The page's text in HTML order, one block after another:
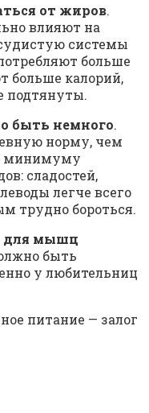
от жиров.
влияют на
системы
больше
больше калорий,
подтянуты.
быть немного.
норму, чем
минимуму
сладостей,
легче всего
трудно бороться.
для мышц
быть
у любительниц
питание — залог